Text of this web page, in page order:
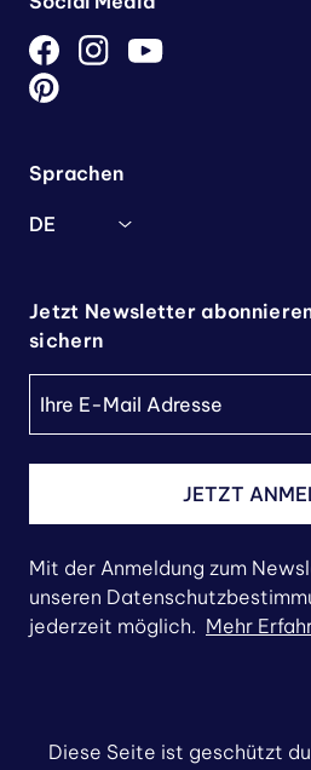
Sprachen
DE
Jetzt Newsletter
sichern
JETZT
Mit der Anmeldung zum
unseren
jederzeit möglich. Mehr
Diese Seite ist geschützt